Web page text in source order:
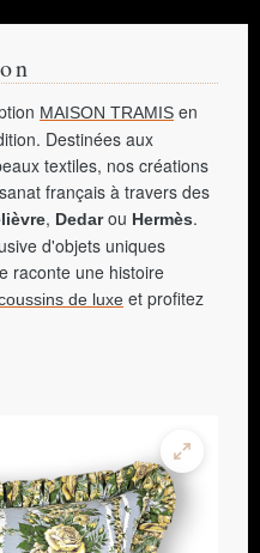
MAISON TRAMIS en
Destinées aux
textiles, nos créations
français à travers des
, Dedarou Hermès.
d'objets uniques
raconte une histoire
de luxe et profitez